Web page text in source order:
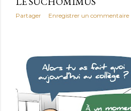
Partager Enregistrer un commentaire